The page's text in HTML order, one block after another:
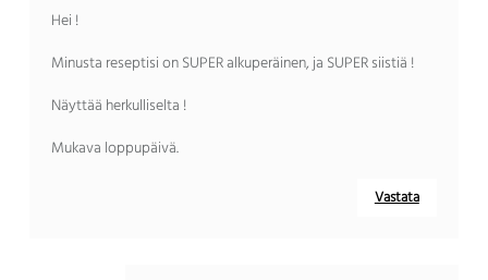
Hei !
Minusta reseptisi on SUPER alkuperäinen, ja SUPER siistiä !
Näyttää herkulliselta !
Mukava loppupäivä.
Vastata